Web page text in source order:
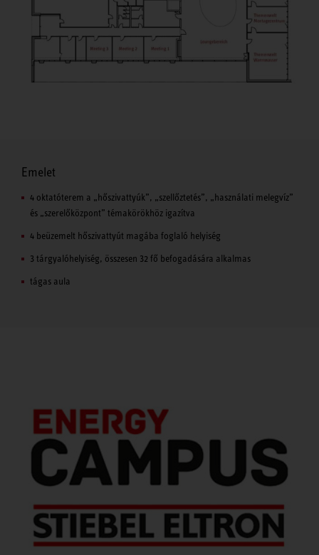
Emelet
4 oktatóterem a „hőszivattyúk”, „szellőztetés”, „használati melegvíz”
és „szerelőközpont” témakörökhöz igazítva
4 beüzemelt hőszivattyút magába foglaló helyiség
3 tárgyalóhelyiség, összesen 32 fő befogadására alkalmas
tágas aula